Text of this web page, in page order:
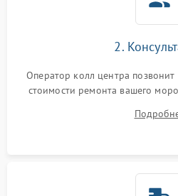
2.
Оператор колл центра
стоимости ремонта вашего